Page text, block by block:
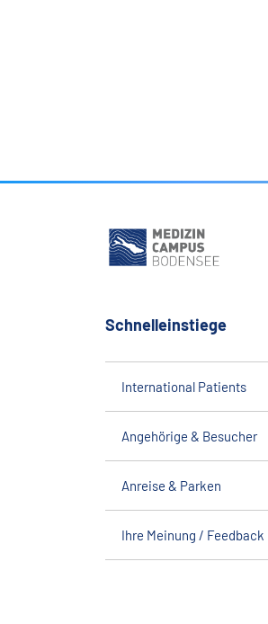
Schnelleinstiege
International Patients
Angehörige & Besucher
Anreise & Parken
Ihre Meinung / Feedback